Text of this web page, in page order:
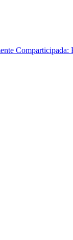
Comparticipada: